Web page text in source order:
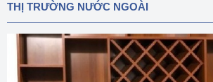
THỊ TRƯỜNG NƯỚC NGOÀI